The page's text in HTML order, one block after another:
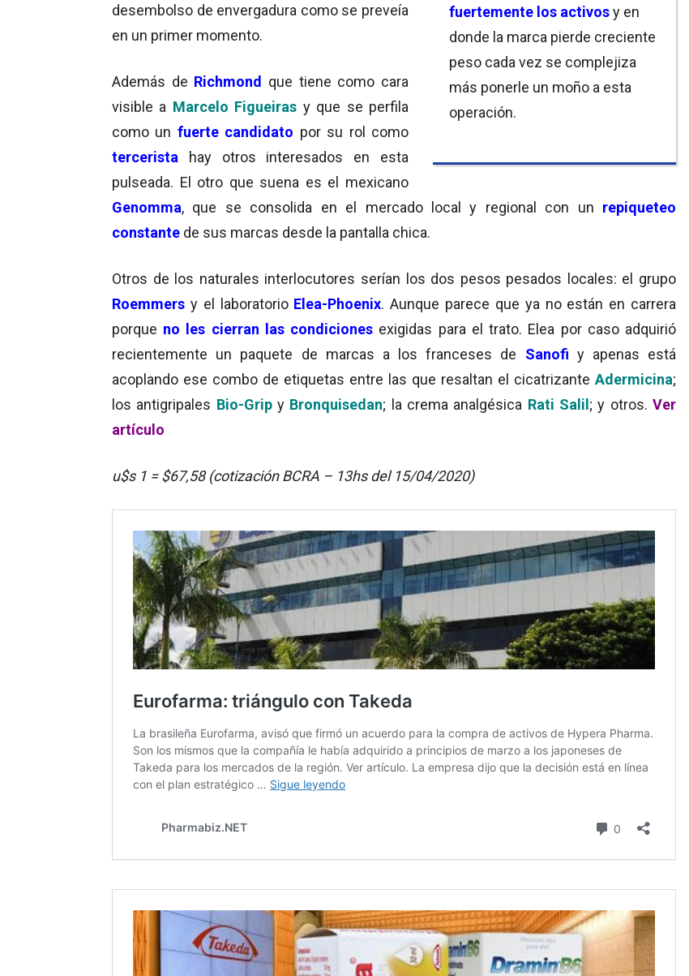
fuertemente los activosy en
donde la marca pierde creciente
peso cada vez se complejiza
más ponerle un moño a esta
operación.
desembolso de envergadura como se preveía
en un primer momento.
Además de Richmond que tiene como cara
visible a Marcelo Figueiras y que se perfila
como un fuerte candidato por su rol como
tercerista hay otros interesados en esta
pulseada. El otro que suena es el mexicano
Genomma, que se consolida en el mercado local y regional con un repiqueteo
constante de sus marcas desde la pantalla chica.
Otros de los naturales interlocutores serían los dos pesos pesados locales: el grupo
Roemmers y el laboratorio Elea-Phoenix. Aunque parece que ya no están en carrera
porque no les cierran las condiciones exigidas para el trato. Elea por caso adquirió
recientemente un paquete de marcas a los franceses de Sanofi y apenas está
acoplando ese combo de etiquetas entre las que resaltan el cicatrizante Adermicina;
los antigripales Bio-Grip y Bronquisedan; la crema analgésica Rati Salil; y otros.Ver
artículo
u$s 1 = $67,58 (cotización BCRA – 13hs del 15/04/2020)